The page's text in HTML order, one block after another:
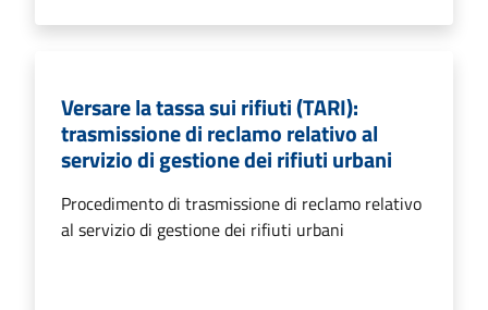
Versare la tassa sui rifiuti (TARI):
trasmissione di reclamo relativo al
servizio di gestione dei rifiuti urbani
Procedimento di trasmissione di reclamo relativo
al servizio di gestione dei rifiuti urbani